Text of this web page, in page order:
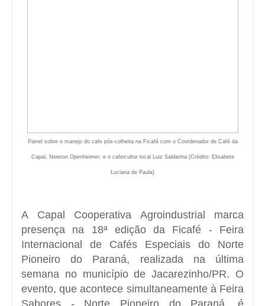
Painel sobre o manejo do cafe pós-colheita na Ficafé com o Coordenador de Café da
Capal Newton Openheimer, e o cafeicultor local Luiz Saldanha(Crédito: Elisabete
Luciana de Paula)
A Capal Cooperativa Agroindustrial marca
presença na 18ª edição da Ficafé - Feira
Internacional de Cafés Especiais do Norte
Pioneiro do Paraná, realizada na última
semana no município deJacarezinho/PR. O
evento, que acontece simultaneamente à Feira
Sabores - Norte Pioneiro do Paraná, é